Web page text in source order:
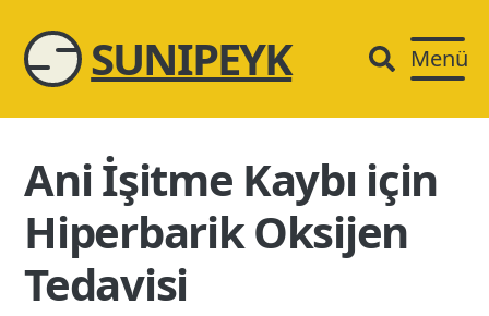
SUNIPEYK Menü
Ani İşitme Kaybı için
Hiperbarik Oksijen
Tedavisi